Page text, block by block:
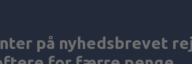
på nyhedsbrevet